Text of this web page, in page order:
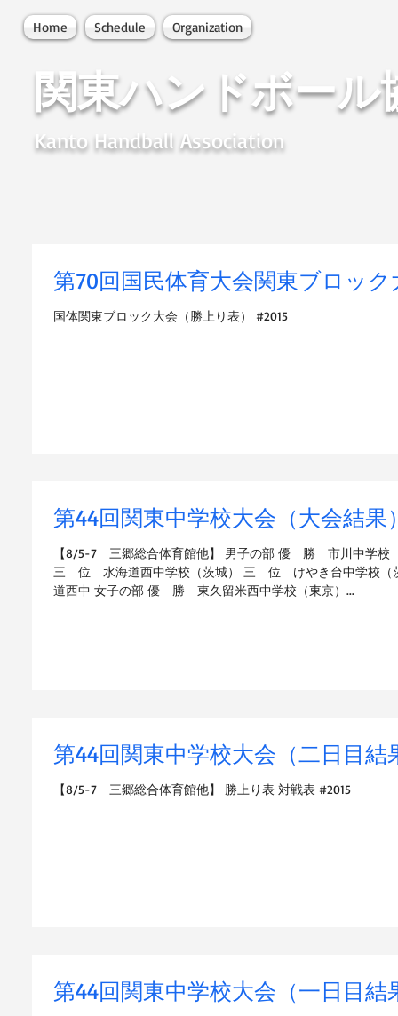
Home Schedule Organization
関東ハンドボール
Kanto Handball Association
第70回国民体育大会関東ブロッ
国体関東ブロック大会（勝上り表） #2015
第44回関東中学校大会（大会結果
【8/5-7 三郷総合体育館他】 男子の部 優 勝 市川中学校
三 位 水海道西中学校（茨城） 三 位 けやき台中学校（
道西中 女子の部 優 勝 東久留米西中学校（東京）...
第44回関東中学校大会（二日目結
【8/5-7 三郷総合体育館他】 勝上り表 対戦表 #2015
第44回関東中学校大会（一日目結